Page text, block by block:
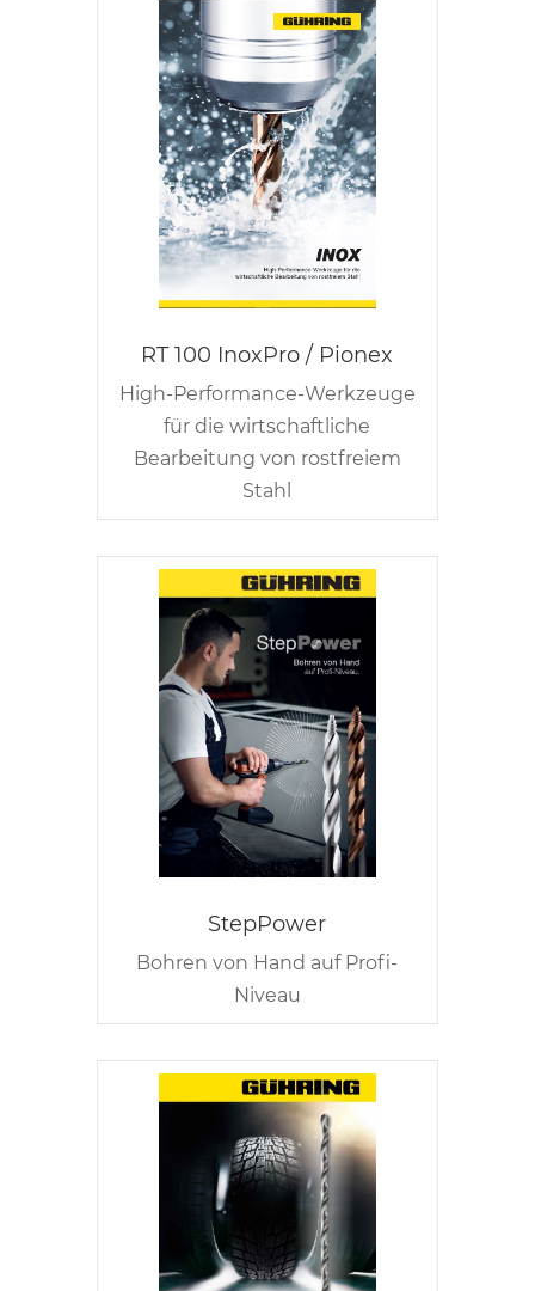
RT 100 InoxPro / Pionex
High-Performance-Werkzeuge
für die wirtschaftliche
Bearbeitung von rostfreiem
Stahl
StepPower
Bohren von Hand auf Profi-
Niveau